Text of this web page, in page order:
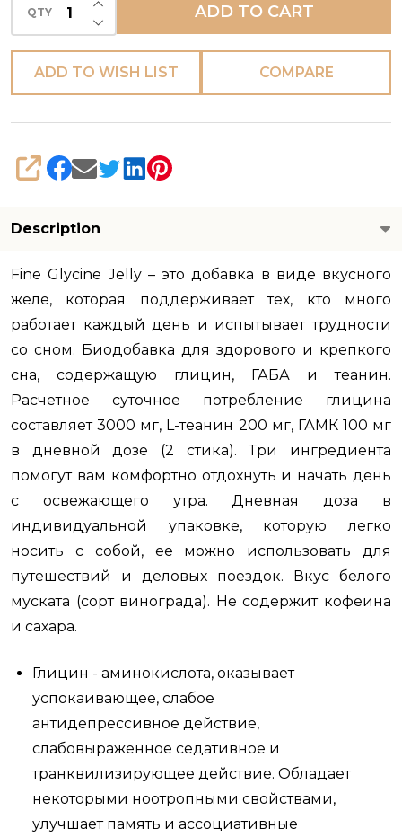
QTY DECREASE QUANTITY OF UNDEFINED
ADD TO CART
ADD TO WISH LIST COMPARE
SHARE
Description
Fine Glycine Jelly – это добавка в виде вкусного
желе, которая поддерживает тех, кто много
работает каждый день и испытывает трудности
со сном. Биодобавка для здорового и крепкого
сна, содержащую глицин, ГАБА и теанин.
Расчетное суточное потребление глицина
составляет 3000 мг, L-теанин 200 мг, ГАМК 100 мг
в дневной дозе (2 стика). Три ингредиента
помогут вам комфортно отдохнуть и начать день
с освежающего утра. Дневная доза в
индивидуальной упаковке, которую легко
носить с собой, ее можно использовать для
путешествий и деловых поездок. Вкус белого
муската (сорт винограда). Не содержит кофеина
и сахара.
Глицин - аминокислота, оказывает
успокаивающее, слабое
антидепрессивное действие,
слабовыраженное седативное и
транквилизирующее действие. Обладает
некоторыми ноотропными свойствами,
улучшает память и ассоциативные